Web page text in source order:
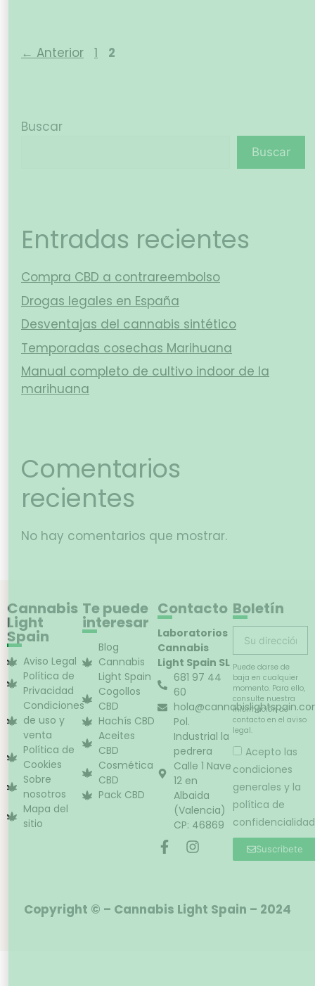
← Anterior 1 2
Buscar
Buscar
Entradas recientes
Compra CBD a contrareembolso
Drogas legales en España
Desventajas del cannabis sintético
Temporadas cosechas Marihuana
Manual completo de cultivo indoor de la
marihuana
Comentarios
recientes
No hay comentarios que mostrar.
Cannabis
Light
Spain
Aviso Legal
Política de
Privacidad
Condiciones
de uso y
venta
Política de
Cookies
Sobre
nosotros
Mapa del
sitio
Te puede
interesar
Blog
Cannabis
Light Spain
Cogollos
CBD
Hachís CBD
Aceites
CBD
Cosmética
CBD
Pack CBD
Contacto
Laboratorios
Cannabis
Light Spain SL
681 97 44
60
Pol.
Industrial la
pedrera
Calle 1 Nave
12 en
Albaida
(Valencia)
CP: 46869
Boletín
Puede darse de
baja en cualquier
momento. Para ello,
consulte nuestra
información de
contacto en el aviso
legal.
Acepto las
condiciones
generales y la
política de
confidencialidad
Suscribete
Copyright © – Cannabis Light Spain – 2024